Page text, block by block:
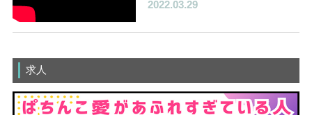
2022.03.29
求人